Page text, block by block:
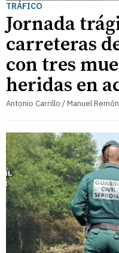
TRÁFICO
Jornada
carreteras
con tres
heridas en
Antonio Carrillo / Manuel Remón